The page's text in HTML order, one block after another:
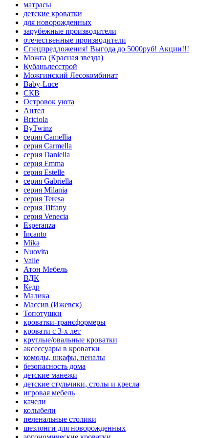
матрасы
детские кроватки
для новорожденных
зарубежные производители
отечественные производители
Спецпредложения! Выгода до 5000руб! Акции!!!
Можга (Красная звезда)
Кубаньлесстрой
Можгинский Лесокомбинат
Baby-Luce
СКВ
Островок уюта
Антел
Briciola
ByTwinz
серия Camellia
серия Carmella
серия Daniella
серия Emma
серия Estelle
серия Gabriella
серия Milania
серия Teresa
серия Tiffany
серия Venecia
Esperanza
Incanto
Mika
Nuovita
Valle
Атон Мебель
ВДК
Кедр
Малика
Массив (Ижевск)
Топотушки
кроватки-трансформеры
кровати с 3-х лет
круглые/овальные кроватки
аксессуары в кроватки
комоды, шкафы, пеналы
безопасность дома
детские манежи
детские стульчики, столы и кресла
игровая мебель
качели
колыбели
пеленальные столики
шезлонги для новорожденных